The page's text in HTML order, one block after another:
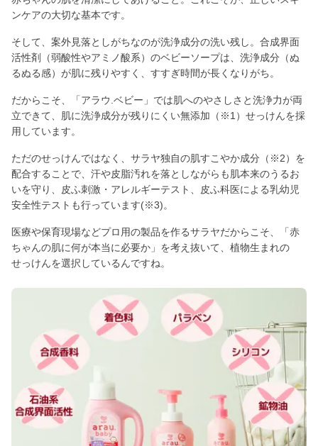
ンケアの大切な基本です。
そして、案外見落としがちなのが洗浄成分の洗い残し。合成界面
活性剤（弱酸性やアミノ酸系）のベビーソープは、洗浄成分（ぬ
るぬる感）が肌に残りやすく、すすぎ時間が長くなりがち。
だからこそ、「アラウ.ベビー」では肌へのやさしさと洗浄力が両
立できて、肌に洗浄成分が残りにくい無添加（※1）せっけんを採
用しています。
ただのせっけんではなく、サラヤ独自の肌すこやか成分（※2）を
配合することで、汗や皮脂汚れを落としながらも肌本来のうるお
いを守り、皮ふ刺激・アレルギーテスト、皮ふ科医による乳幼児
安全性テストも行っています(※3)。
医療や保育現場などプロ用の製品を作るサラヤだからこそ、「赤
ちゃんの肌に何が本当に必要か」を考え抜いて、植物生まれの
せっけんを選択しているんですね。